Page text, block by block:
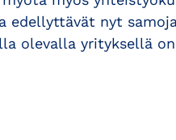
edellyttävät nyt
olevalla yrityksellä